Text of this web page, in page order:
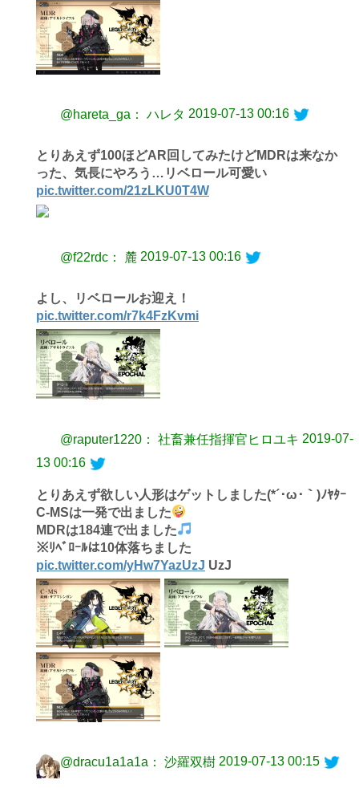
@hareta_ga： ハレタ 2019-07-13 00:16
とりあえず100ほどAR回してみたけどMDRは来なか
った、気長にやろう…リベロール可愛い
pic.twitter.com/21zLKU0T4W
@f22rdc： 麓 2019-07-13 00:16
よし、リベロールお迎え！
pic.twitter.com/r7k4FzKvmi
@raputer1220： 社畜兼任指揮官ヒロユキ 2019-07-
13 00:16
とりあえず欲しい人形はゲットしました(*´･ω･｀)ﾉﾔﾀｰ
C-MSは一発で出ました
MDRは184連で出ました
※ﾘﾍﾞﾛｰﾙは10体落ちました
pic.twitter.com/yHw7YazUzJ UzJ
@dracu1a1a1a： 沙羅双樹 2019-07-13 00:15